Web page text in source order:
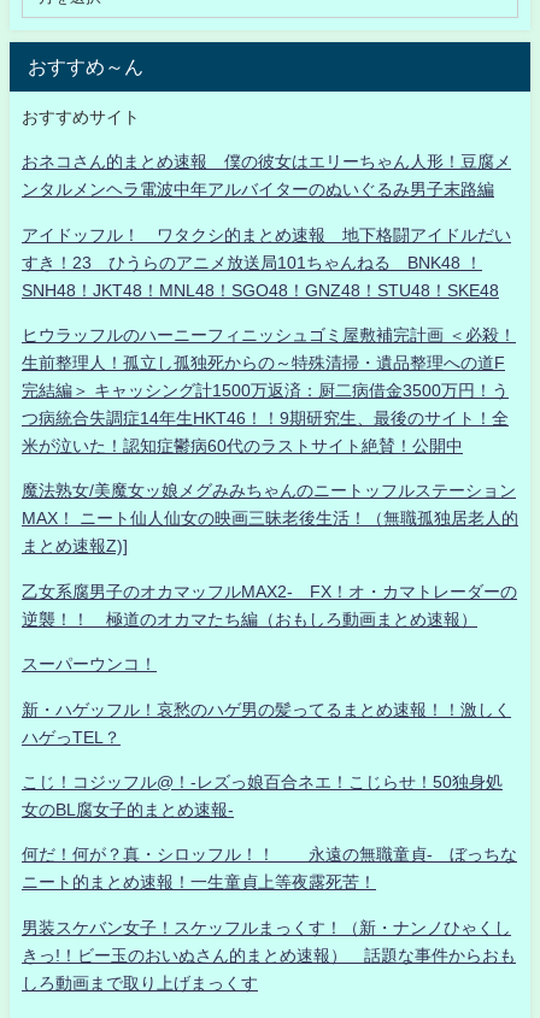
おすすめ～ん
おすすめサイト
おネコさん的まとめ速報 僕の彼女はエリーちゃん人形！豆腐メ
ンタルメンヘラ電波中年アルバイターのぬいぐるみ男子末路編
アイドッフル！ ワタクシ的まとめ速報 地下格闘アイドルだい
すき！23 ひうらのアニメ放送局101ちゃんねる BNK48 ！
SNH48！JKT48！MNL48！SGO48！GNZ48！STU48！SKE48
ヒウラッフルのハーニーフィニッシュゴミ屋敷補完計画 ＜必殺！
生前整理人！孤立し孤独死からの～特殊清掃・遺品整理への道F
完結編＞ キャッシング計1500万返済：厨二病借金3500万円！う
つ病統合失調症14年生HKT46！！9期研究生、最後のサイト！全
米が泣いた！認知症鬱病60代のラストサイト絶賛！公開中
魔法熟女/美魔女ッ娘メグみみちゃんのニートッフルステーション
MAX！ ニート仙人仙女の映画三昧老後生活！（無職孤独居老人的
まとめ速報Z)]
乙女系腐男子のオカマッフルMAX2- FX！オ・カマトレーダーの
逆襲！！ 極道のオカマたち編（おもしろ動画まとめ速報）
スーパーウンコ！
新・ハゲッフル！哀愁のハゲ男の髪ってるまとめ速報！！激しく
ハゲっTEL？
こじ！コジッフル@！-レズっ娘百合ネエ！こじらせ！50独身処
女のBL腐女子的まとめ速報-
何だ！何が？真・シロッフル！！ 永遠の無職童貞- ぼっちな
ニート的まとめ速報！一生童貞上等夜露死苦！
男装スケバン女子！スケッフルまっくす！（新・ナンノひゃくし
きっ!！ビー玉のおいぬさん的まとめ速報） 話題な事件からおも
しろ動画まで取り上げまっくす